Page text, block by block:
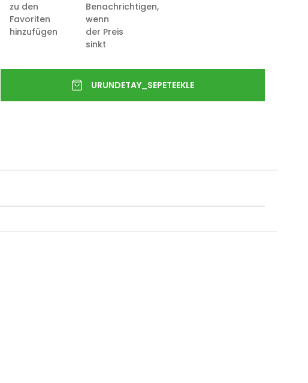
zu den
Favoriten
hinzufügen
Benachrichtigen,
wenn
der Preis
sinkt